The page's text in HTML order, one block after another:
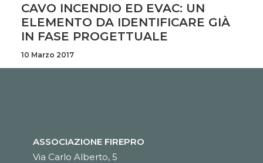
CAVO INCENDIO ED EVAC: UN
ELEMENTO DA IDENTIFICARE GIÀ
IN FASE PROGETTUALE
10 Marzo 2017
ASSOCIAZIONE FIREPRO
Via Carlo Alberto, 5